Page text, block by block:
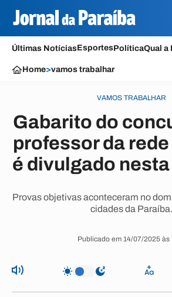
Últimas NotíciasEsportesPolíticaQual a
Home>vamos trabalhar
VAMOS TRABALHAR
Gabarito do
professor da rede
é divulgado
Provas objetivas aconteceram no
cidades da Paraíba.
Publicado em 14/07/2025 às